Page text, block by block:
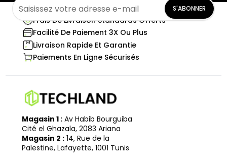
S'ABONNER
Frais De Livraison Standards Offerts
Facilité De Paiement 3X Ou Plus
Livraison Rapide Et Garantie
Paiements En Ligne Sécurisés
Magasin 1 : Av Habib Bourguiba
Cité el Ghazala, 2083 Ariana
Magasin 2 : 14, Rue de la
Palestine, Lafayette, 1001 Tunis